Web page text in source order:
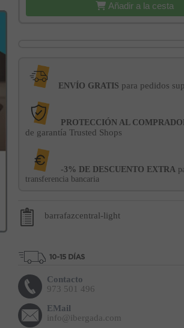
Añadir a la cesta
ENVÍO GRATIS para pedidos
PROTECCIÓN AL
de garantía Trusted Shops
-3% DE DESCUENTO EXTRA
transferencia bancaria
barrafazcentral-light
Contacto
973 501 496
EMail
info@ibergada.com